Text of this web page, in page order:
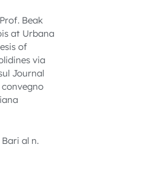
Beak
at Urbana
of
via
Journal
convegno
al n.